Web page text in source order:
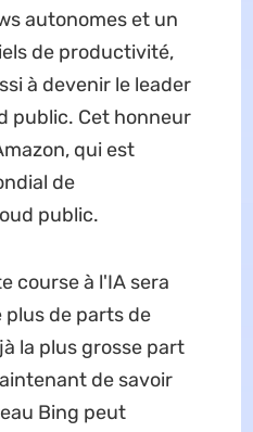
autonomes et un
de productivité,
à devenir le leader
public. Cet honneur
qui est
de
public.
course à l'IA sera
de parts de
la plus grosse part
de savoir
Bing peut